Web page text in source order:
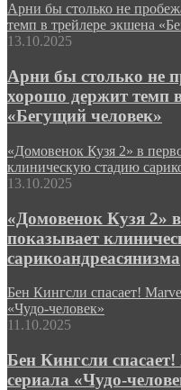
Арни бы столько не
темп в трейлере экшена
13.10.2025
Арни бы столько не
хорошо держит темп
«Бегущий человек»
«Домовенок Кузя 2» в
клиническую стадию
13.10.2025
«Домовенок Кузя 2»
показывает
сарикоандреасянизма
Бен Кингсли спасает!
«Чудо-человек»
11.10.2025
Бен Кингсли
сериала «Чудо-